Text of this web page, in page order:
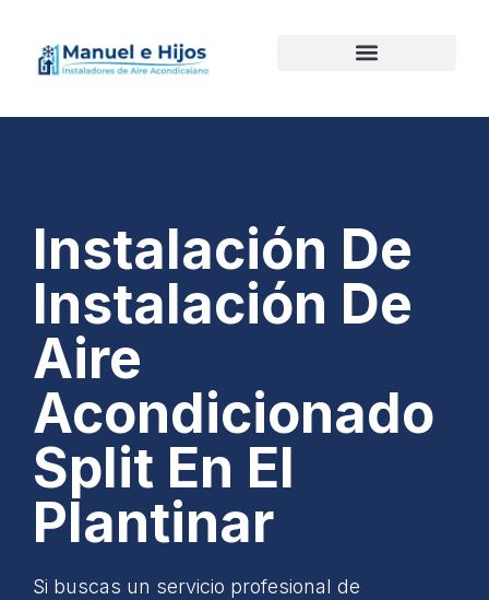
Instalación De
Instalación De
Aire
Acondicionado
Split En El
Plantinar
Si buscas un servicio profesional de